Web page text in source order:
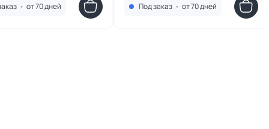
• от 70 дней Под заказ • от 70 дней